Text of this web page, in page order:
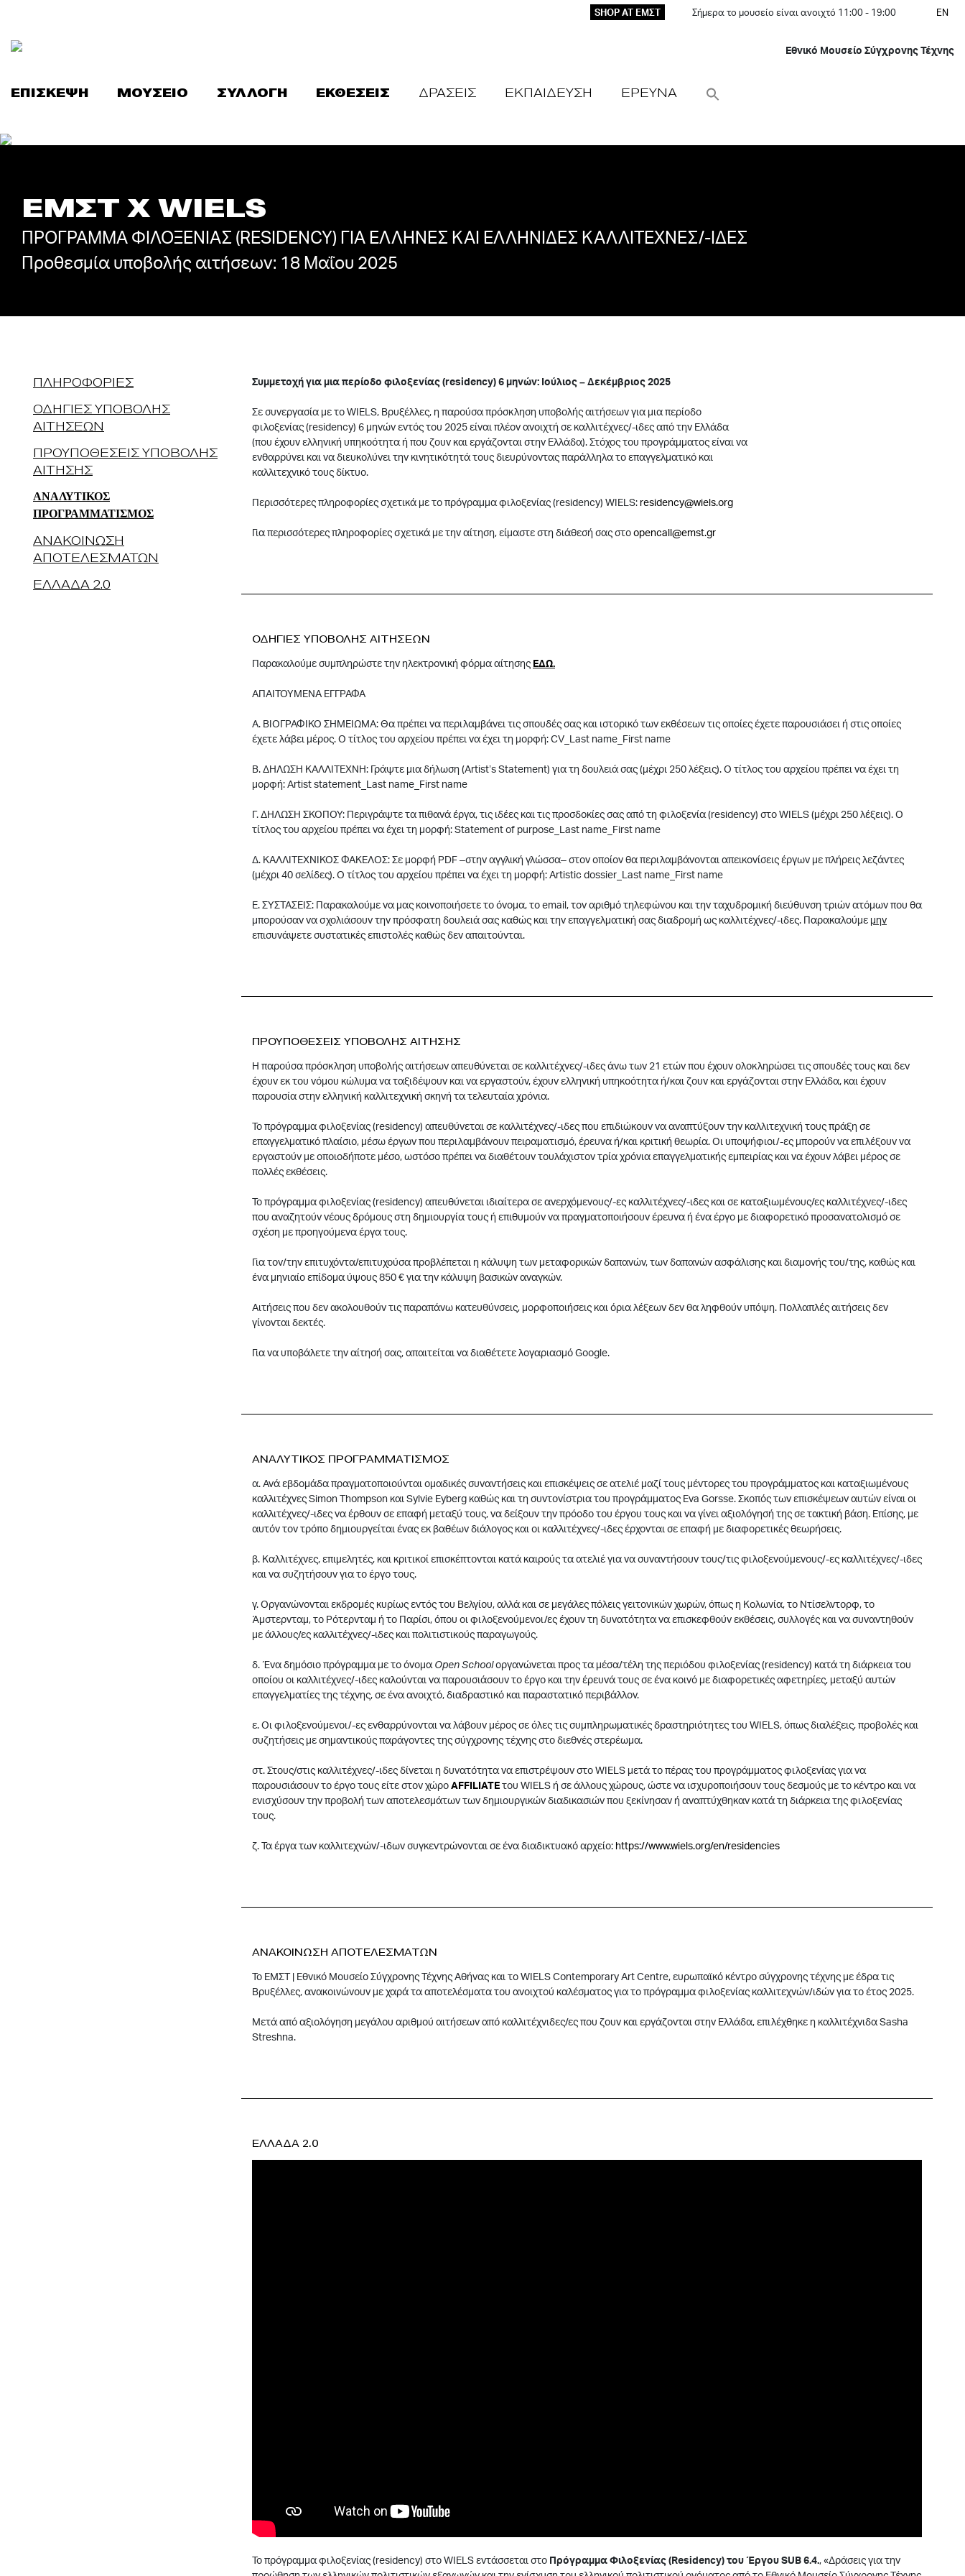
SHOP AT ΕΜΣΤ Σήμερα το μουσείο είναι ανοιχτό 11:00 - 19:00 EN
Εθνικό Μουσείο Σύγχρονης Τέχνης
ΕΠΙΣΚΕΨΗ ΜΟΥΣΕΙΟ ΣΥΛΛΟΓΗ ΕΚΘΕΣΕΙΣ ΔΡΑΣΕΙΣ ΕΚΠΑΙΔΕΥΣΗ ΕΡΕΥΝΑ
ΕΜΣΤ Χ WIELS
ΠΡΟΓΡΑΜΜΑ ΦΙΛΟΞΕΝΙΑΣ (RESIDENCY) ΓΙΑ ΕΛΛΗΝΕΣ ΚΑΙ ΕΛΛΗΝΙΔΕΣ ΚΑΛΛΙΤΕΧΝΕΣ/-ΙΔΕΣ
Προθεσμία υποβολής αιτήσεων: 18 Μαΐου 2025
ΠΛΗΡΟΦΟΡΙΕΣ
ΟΔΗΓΙΕΣ ΥΠΟΒΟΛΗΣ
ΑΙΤΗΣΕΩΝ
ΠΡΟΥΠΟΘΕΣΕΙΣ ΥΠΟΒΟΛΗΣ
ΑΙΤΗΣΗΣ
ΑΝΑΛΥΤΙΚΟΣ
ΠΡΟΓΡΑΜΜΑΤΙΣΜΟΣ
ΑΝΑΚΟΙΝΩΣΗ
ΑΠΟΤΕΛΕΣΜΑΤΩΝ
ΕΛΛΑΔΑ 2.0
Συμμετοχή για μια περίοδο φιλοξενίας (residency) 6 μηνών: Ιούλιος – Δεκέμβριος 2025
Σε συνεργασία με το WIELS, Βρυξέλλες, η παρούσα πρόσκληση υποβολής αιτήσεων για μια περίοδο
φιλοξενίας (residency) 6 μηνών εντός του 2025 είναι πλέον ανοιχτή σε καλλιτέχνες/-ιδες από την Ελλάδα
(που έχουν ελληνική υπηκοότητα ή που ζουν και εργάζονται στην Ελλάδα). Στόχος του προγράμματος είναι να
ενθαρρύνει και να διευκολύνει την κινητικότητά τους διευρύνοντας παράλληλα το επαγγελματικό και
καλλιτεχνικό τους δίκτυο.
Περισσότερες πληροφορίες σχετικά με το πρόγραμμα φιλοξενίας (residency) WIELS: residency@wiels.org
Για περισσότερες πληροφορίες σχετικά με την αίτηση, είμαστε στη διάθεσή σας στοopencall@emst.gr
ΟΔΗΓΙΕΣ ΥΠΟΒΟΛΗΣ ΑΙΤΗΣΕΩΝ
Παρακαλούμε συμπληρώστε την ηλεκτρονική φόρμα αίτησης ΕΔΩ.
ΑΠΑΙΤΟΥΜΕΝΑ ΕΓΓΡΑΦΑ
Α. ΒΙΟΓΡΑΦΙΚΟ ΣΗΜΕΙΩΜΑ: Θα πρέπει να περιλαμβάνει τις σπουδές σας και ιστορικό των εκθέσεων τις οποίες έχετε παρουσιάσει ή στις οποίες
έχετε λάβει μέρος. Ο τίτλος του αρχείου πρέπει να έχει τη μορφή: CV_Last name_First name
Β. ΔΗΛΩΣΗ ΚΑΛΛΙΤΕΧΝΗ: Γράψτε μια δήλωση (Artist’s Statement) για τη δουλειά σας (μέχρι 250 λέξεις). Ο τίτλος του αρχείου πρέπει να έχει τη
μορφή: Artist statement_Last name_First name
Γ. ΔΗΛΩΣΗ ΣΚΟΠΟΥ: Περιγράψτε τα πιθανά έργα, τις ιδέες και τις προσδοκίες σας από τη φιλοξενία (residency) στο WIELS (μέχρι 250 λέξεις). Ο
τίτλος του αρχείου πρέπει να έχει τη μορφή: Statement of purpose_Last name_First name
Δ. ΚΑΛΛΙΤΕΧΝΙΚΟΣ ΦΑΚΕΛΟΣ: Σε μορφή PDF –στην αγγλική γλώσσα– στον οποίον θα περιλαμβάνονται απεικονίσεις έργων με πλήρεις λεζάντες
(μέχρι 40 σελίδες). Ο τίτλος του αρχείου πρέπει να έχει τη μορφή: Artistic dossier_Last name_First name
Ε. ΣΥΣΤΑΣΕΙΣ: Παρακαλούμε να μας κοινοποιήσετε το όνομα, το email, τον αριθμό τηλεφώνου και την ταχυδρομική διεύθυνση τριών ατόμων που θα
μπορούσαν να σχολιάσουν την πρόσφατη δουλειά σας καθώς και την επαγγελματική σας διαδρομή ως καλλιτέχνες/-ιδες. Παρακαλούμε μην
επισυνάψετε συστατικές επιστολές καθώς δεν απαιτούνται.
ΠΡΟΥΠΟΘΕΣΕΙΣ ΥΠΟΒΟΛΗΣ ΑΙΤΗΣΗΣ
Η παρούσα πρόσκληση υποβολής αιτήσεων απευθύνεται σε καλλιτέχνες/-ιδες άνω των 21 ετών που έχουν ολοκληρώσει τις σπουδές τους και δεν
έχουν εκ του νόμου κώλυμα να ταξιδέψουν και να εργαστούν, έχουν ελληνική υπηκοότητα ή/και ζουν και εργάζονται στην Ελλάδα, και έχουν
παρουσία στην ελληνική καλλιτεχνική σκηνή τα τελευταία χρόνια.
Το πρόγραμμα φιλοξενίας (residency) απευθύνεται σε καλλιτέχνες/-ιδες που επιδιώκουν να αναπτύξουν την καλλιτεχνική τους πράξη σε
επαγγελματικό πλαίσιο, μέσω έργων που περιλαμβάνουν πειραματισμό, έρευνα ή/και κριτική θεωρία. Οι υποψήφιοι/-ες μπορούν να επιλέξουν να
εργαστούν με οποιοδήποτε μέσο, ​​ωστόσο πρέπει να διαθέτουν τουλάχιστον τρία χρόνια επαγγελματικής εμπειρίας και να έχουν λάβει μέρος σε
πολλές εκθέσεις.
Το πρόγραμμα φιλοξενίας (residency) απευθύνεται ιδιαίτερα σε ανερχόμενους/-ες καλλιτέχνες/-ιδες και σε καταξιωμένους/ες καλλιτέχνες/-ιδες
που αναζητούν νέους δρόμους στη δημιουργία τους ή επιθυμούν να πραγματοποιήσουν έρευνα ή ένα έργο με διαφορετικό προσανατολισμό σε
σχέση με προηγούμενα έργα τους.
Για τον/την επιτυχόντα/επιτυχούσα προβλέπεται η κάλυψη των μεταφορικών δαπανών, των δαπανών ασφάλισης και διαμονής του/της, καθώς και
ένα μηνιαίο επίδομα ύψους 850 € για την κάλυψη βασικών αναγκών.
Αιτήσεις που δεν ακολουθούν τις παραπάνω κατευθύνσεις, μορφοποιήσεις και όρια λέξεων δεν θα ληφθούν υπόψη. Πολλαπλές αιτήσεις δεν
γίνονται δεκτές.
Για να υποβάλετε την αίτησή σας, απαιτείται να διαθέτετε λογαριασμό Google.
ΑΝΑΛΥΤΙΚΟΣ ΠΡΟΓΡΑΜΜΑΤΙΣΜΟΣ
α. Ανά εβδομάδα πραγματοποιούνται ομαδικές συναντήσεις και επισκέψεις σε ατελιέ μαζί τους μέντορες του προγράμματος και καταξιωμένους
καλλιτέχνες Simon Thompson και Sylvie Eyberg καθώς και τη συντονίστρια του προγράμματος Eva Gorsse. Σκοπός των επισκέψεων αυτών είναι οι
καλλιτέχνες/-ιδες να έρθουν σε επαφή μεταξύ τους, να δείξουν την πρόοδο του έργου τους και να γίνει αξιολόγησή της σε τακτική βάση. Επίσης, με
αυτόν τον τρόπο δημιουργείται ένας εκ βαθέων διάλογος και οι καλλιτέχνες/-ιδες έρχονται σε επαφή με διαφορετικές θεωρήσεις.
β. Καλλιτέχνες, επιμελητές, και κριτικοί επισκέπτονται κατά καιρούς τα ατελιέ για να συναντήσουν τους/τις φιλοξενούμενους/-ες καλλιτέχνες/-ιδες
και να συζητήσουν για το έργο τους.
γ. Οργανώνονται εκδρομές κυρίως εντός του Βελγίου, αλλά και σε μεγάλες πόλεις γειτονικών χωρών, όπως η Κολωνία, το Ντίσελντορφ, το
Άμστερνταμ, το Ρότερνταμ ή το Παρίσι, όπου οι φιλοξενούμενοι/ες έχουν τη δυνατότητα να επισκεφθούν εκθέσεις, συλλογές και να συναντηθούν
με άλλους/ες καλλιτέχνες/-ιδες και πολιτιστικούς παραγωγούς.
δ. Ένα δημόσιο πρόγραμμα με το όνομαOpen Schoolοργανώνεται προς τα μέσα/τέλη της περιόδου φιλοξενίας (residency) κατά τη διάρκεια του
οποίου οι καλλιτέχνες/-ιδες καλούνται να παρουσιάσουν το έργο και την έρευνά τους σε ένα κοινό με διαφορετικές αφετηρίες, μεταξύ αυτών
επαγγελματίες της τέχνης, σε ένα ανοιχτό, διαδραστικό και παραστατικό περιβάλλον.
ε. Οι φιλοξενούμενοι/-ες ενθαρρύνονται να λάβουν μέρος σε όλες τις συμπληρωματικές δραστηριότητες του WIELS, όπως διαλέξεις, προβολές και
συζητήσεις με σημαντικούς παράγοντες της σύγχρονης τέχνης στο διεθνές στερέωμα.
στ. Στους/στις καλλιτέχνες/-ιδες δίνεται η δυνατότητα να επιστρέψουν στο WIELS μετά το πέρας του προγράμματος φιλοξενίας για να
παρουσιάσουν το έργο τους είτε στον χώροAFFILIATEτου WIELS ή σε άλλους χώρους, ώστε να ισχυροποιήσουν τους δεσμούς με το κέντρο και να
ενισχύσουν την προβολή των αποτελεσμάτων των δημιουργικών διαδικασιών που ξεκίνησαν ή αναπτύχθηκαν κατά τη διάρκεια της φιλοξενίας
τους.
ζ. Τα έργα των καλλιτεχνών/-ιδων συγκεντρώνονται σε ένα διαδικτυακό αρχείο: https://www.wiels.org/en/residencies
ΑΝΑΚΟΙΝΩΣΗ ΑΠΟΤΕΛΕΣΜΑΤΩΝ
Το ΕΜΣΤ | Εθνικό Μουσείο Σύγχρονης Τέχνης Αθήνας και το WIELS Contemporary Art Centre, ευρωπαϊκό κέντρο σύγχρονης τέχνης με έδρα τις
Βρυξέλλες, ανακοινώνουν με χαρά τα αποτελέσματα του ανοιχτού καλέσματος για το πρόγραμμα φιλοξενίας καλλιτεχνών/ιδών για το έτος 2025.
Μετά από αξιολόγηση μεγάλου αριθμού αιτήσεων από καλλιτέχνιδες/ες που ζουν και εργάζονται στην Ελλάδα, επιλέχθηκε η καλλιτέχνιδα Sasha
Streshna.
ΕΛΛΑΔΑ 2.0
Το πρόγραμμα φιλοξενίας (residency) στο WIELS εντάσσεται στο Πρόγραμμα Φιλοξενίας (Residency) του Έργου SUB 6.4., «Δράσεις για την